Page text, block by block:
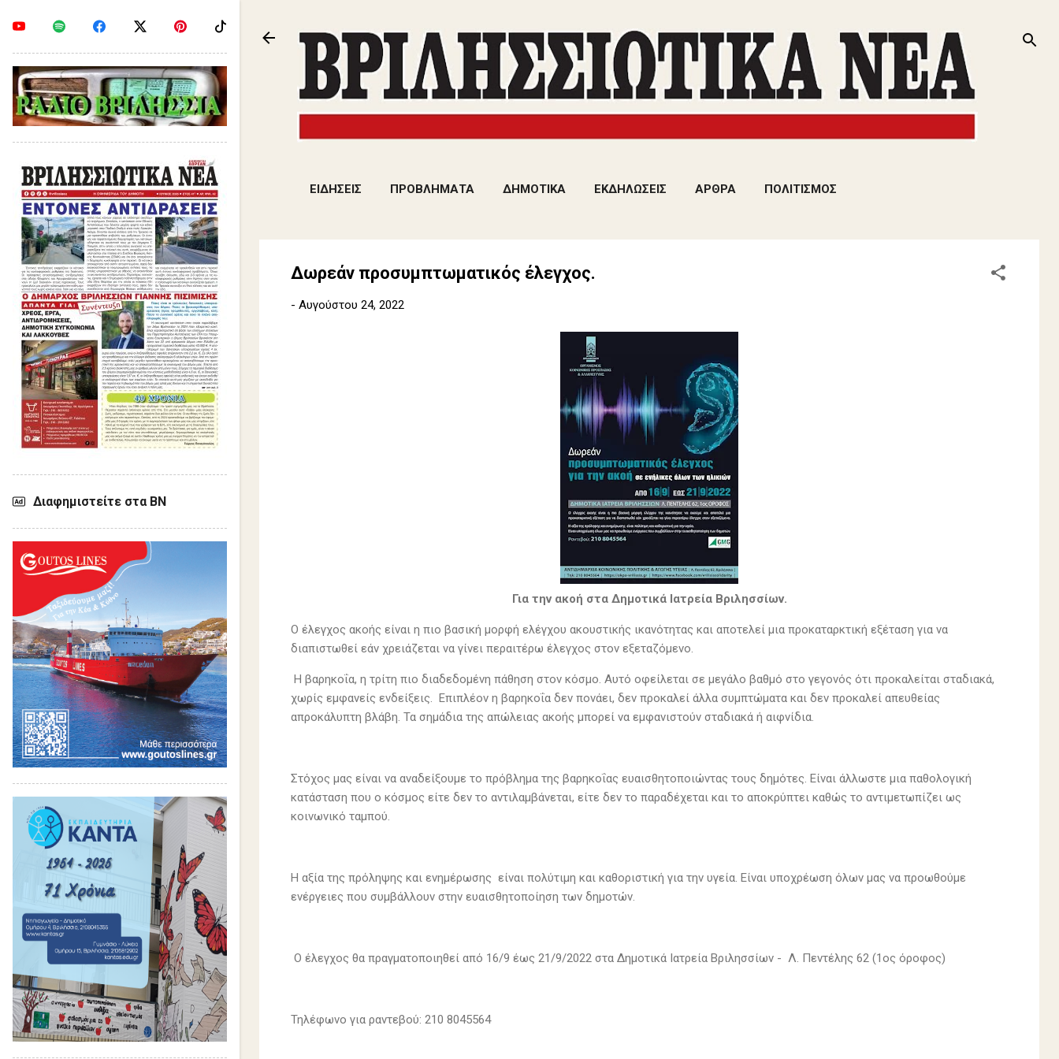
ΕΙΔΗΣΕΙΣ ΠΡΟΒΛΗΜΑΤΑ ΔΗΜΟΤΙΚΑ ΕΚΔΗΛΩΣΕΙΣ ΑΡΘΡΑ ΠΟΛΙΤΙΣΜΟΣ
Δωρεάν προσυμπτωματικός έλεγχος.
- Αυγούστου 24, 2022
Για την ακοή στα Δημοτικά Ιατρεία Βριλησσίων.
Ο έλεγχος ακοής είναι η πιο βασική μορφή ελέγχου ακουστικής ικανότητας και αποτελεί μια προκαταρκτική εξέταση για να
διαπιστωθεί εάν χρειάζεται να γίνει περαιτέρω έλεγχος στον εξεταζόμενο.
Η βαρηκοΐα, η τρίτη πιο διαδεδομένη πάθηση στον κόσμο. Αυτό οφείλεται σε μεγάλο βαθμό στο γεγονός ότι προκαλείται σταδιακά,
χωρίς εμφανείς ενδείξεις. Επιπλέον η βαρηκοΐα δεν πονάει, δεν προκαλεί άλλα συμπτώματα και δεν προκαλεί απευθείας
απροκάλυπτη βλάβη. Τα σημάδια της απώλειας ακοής μπορεί να εμφανιστούν σταδιακά ή αιφνίδια.
Στόχος μας είναι να αναδείξουμε το πρόβλημα της βαρηκοΐας ευαισθητοποιώντας τους δημότες. Είναι άλλωστε μια παθολογική
κατάσταση που ο κόσμος είτε δεν το αντιλαμβάνεται, είτε δεν το παραδέχεται και το αποκρύπτει καθώς το αντιμετωπίζει ως
κοινωνικό ταμπού.
Η αξία της πρόληψης και ενημέρωσης είναι πολύτιμη και καθοριστική για την υγεία. Είναι υποχρέωση όλων μας να προωθούμε
ενέργειες που συμβάλλουν στην ευαισθητοποίηση των δημοτών.
Ο έλεγχος θα πραγματοποιηθεί από 16/9 έως 21/9/2022 στα Δημοτικά Ιατρεία Βριλησσίων - Λ. Πεντέλης 62 (1ος όροφος)
Τηλέφωνο για ραντεβού: 210 8045564
Διαφημιστείτε στα ΒΝ